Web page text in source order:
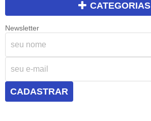
CATEGORIAS
Newsletter
CADASTRAR